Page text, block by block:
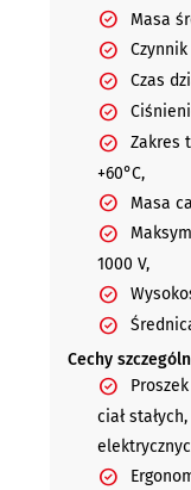
Masa
Czynnik
Czas
Zakres
+60°C,
Masa
1000 V,
Cechy
ciał